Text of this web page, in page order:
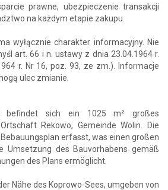
prawne, ubezpieczenie transakcji
na każdym etapie zakupu.
wyłącznie charakter informacyjny. Nie
art. 66 i n. ustawy z dnia 23.04.1964 r.
r. Nr 16, poz. 93, ze zm.). Informacje
ulec zmianie.
befindet sich ein 1025 m² großes
Rekowo, Gemeinde Wolin. Die
erfasst, was einen großen
Umsetzung des Bauvorhabens gemäß
des Plans ermöglicht.
Nähe des Koprowo-Sees, umgeben von